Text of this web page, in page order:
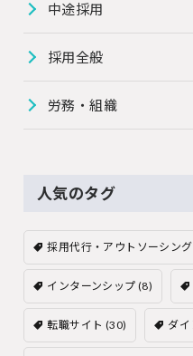
中途採用
採用全般
労務・組織
人気のタグ
採用代行・アウトソーシング
インターンシップ (8)
転職サイト (30) ダ